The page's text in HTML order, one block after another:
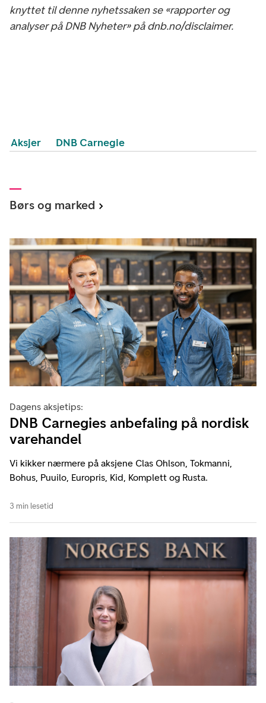
knyttet til denne nyhetssaken se «rapporter og
analyser på DNB Nyheter» på dnb.no/disclaimer.
Aksjer DNB Carnegie
Børs og marked
Dagens aksjetips:
DNB Carnegies anbefaling på nordisk
varehandel
Vi kikker nærmere på aksjene Clas Ohlson, Tokmanni,
Bohus, Puuilo, Europris, Kid, Komplett og Rusta.
3 min lesetid